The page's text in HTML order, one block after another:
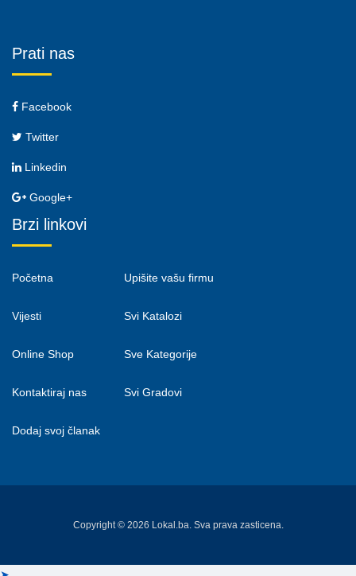
Prati nas
Facebook
Twitter
Linkedin
Google+
Brzi linkovi
Početna
Vijesti
Online Shop
Kontaktiraj nas
Dodaj svoj članak
Upišite vašu firmu
Svi Katalozi
Sve Kategorije
Svi Gradovi
Copyright © 2026 Lokal.ba. Sva prava zasticena.